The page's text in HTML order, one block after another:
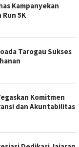
Kampanyekan
5K
Tarogau Sukses
Komitmen
dan Akuntabilitas